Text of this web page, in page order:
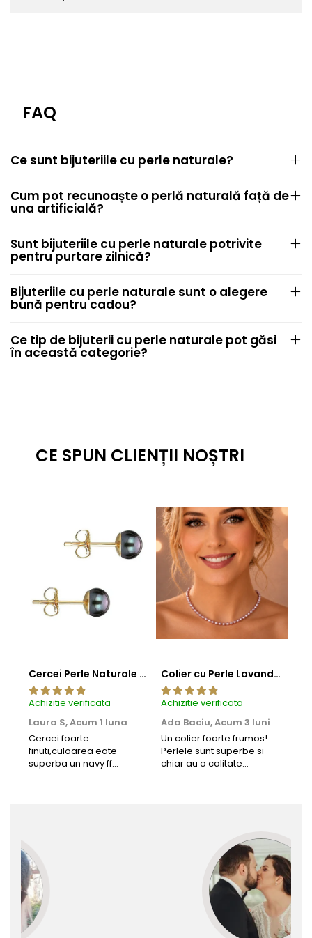
FAQ
Ce sunt bijuteriile cu perle naturale?
Cum pot recunoaște o perlă naturală față de
una artificială?
Sunt bijuteriile cu perle naturale potrivite
pentru purtare zilnică?
Bijuteriile cu perle naturale sunt o alegere
bună pentru cadou?
Ce tip de bijuterii cu perle naturale pot găsi
în această categorie?
CE SPUN CLIENȚII NOȘTRI
Cercei Perle Naturale Negre 5-6 mm, Buton AAA, Aur 14K (aur 585), Tip Șurub | KASKADDA®
Achizitie verificata
Laura S,Acum 1 luna
Cercei foarte
finuti,culoarea eate
superba un navy ff
Colier cu Perle Lavanda la Baza Gatului, de 4-5 mm, Perle Rare, Calitate AAA+, Aur 14K | KASKADDA®
Achizitie verificata
Ada Baciu,Acum 3 luni
Un colier foarte frumos!
Perlele sunt superbe si
chiar au o calitate